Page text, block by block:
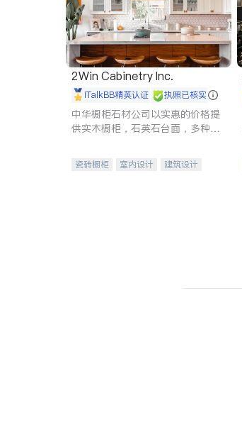
2Win Cabinetry Inc.
iTalkBB精英认证 执照已核实
中华橱柜石材公司以实惠的价格提
供实木橱柜，石英石台面，多种优
机。品质厨房，家的选择。
瓷砖橱柜 室内设计
建筑设计